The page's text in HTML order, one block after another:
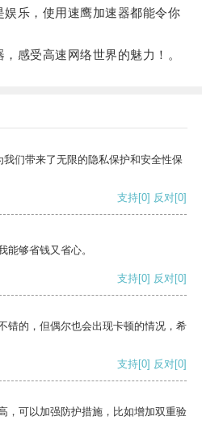
乐，使用速鹰加速器都能令你
受高速网络世界的魅力！。
们带来了无限的隐私保护和安全性保
支持[0] 反对[0]
能够省钱又省心。
支持[0] 反对[0]
错的，但偶尔也会出现卡顿的情况，希
支持[0] 反对[0]
，可以加强防护措施，比如增加双重验